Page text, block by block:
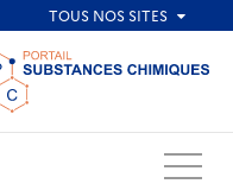
Menu